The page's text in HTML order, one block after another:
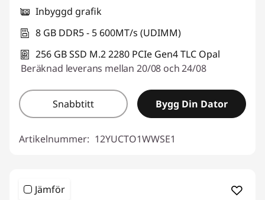
Inbyggd grafik
8 GB DDR5 - 5 600MT/s (UDIMM)
256 GB SSD M.2 2280 PCIe Gen4 TLC Opal
Beräknad leverans mellan 20/08 och 24/08
Snabbtitt Bygg Din Dator
Artikelnummer: 12YUCTO1WWSE1
Jämför